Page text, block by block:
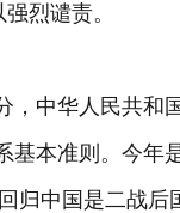
烈谴责。
中华人民共和
本准则。今年
归中国是二战后